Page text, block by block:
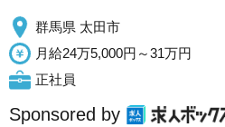
群馬県 太田市
月給24万5,000円～31万円
正社員
Sponsored by